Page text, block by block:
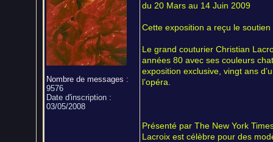
Nombre de messages :
9576
Date d'inscription :
03/05/2008
du 20 Mars au 14 Juin 2009
Cette exposition a reçu le
Le grand couturier Christian
années 80 avec ses couleurs
exposition exclusive, vingt ans
l’opéra.
Présenté par The New York
Lacroix est célèbre pour des